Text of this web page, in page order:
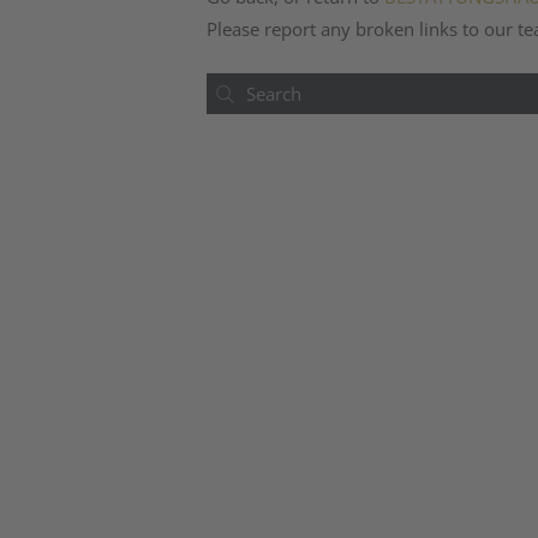
Please report any broken links to our